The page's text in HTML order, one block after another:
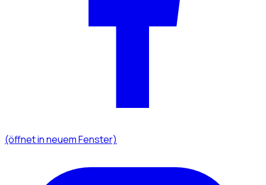
(öffnet in neuem Fenster)